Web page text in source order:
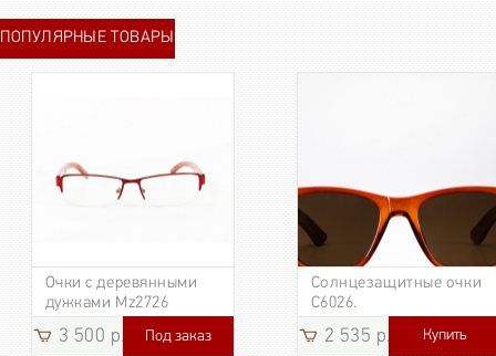
ПОПУЛЯРНЫЕ ТОВАРЫ
Очки с деревянными
дужками Mz2726
3 500 р. Под заказ
Солнцезащитные очки
C6026.
2 535 р. 3 185
Купить